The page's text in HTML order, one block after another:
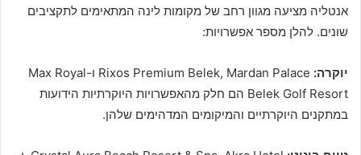
אנטליה מציעה מגוון רחב של מקומות לינה המתאימים לתקציבים
שונים. להלן מספר אפשרויות:
יוקרה:
Rixos Premium Belek, Mardan Palace ו-Max Royal
Belek Golf Resort הם חלק מהאפשרויות היוקרתיות הידועות
במתקנים היוקרתיים והמיקומים המדהימים שלהן.